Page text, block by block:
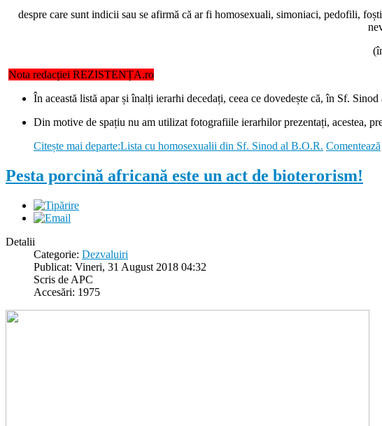
despre care sunt indicii sau se afirmă că ar fi homosexuali, simoniaci, pedofili,
Nota redacției REZISTENȚA.ro
În această listă apar și înalți ierarhi decedați, ceea ce dovedește că, în Sf.
Din motive de spațiu nu am utilizat fotografiile ierarhilor prezentați, acestea,
Citește mai departe:Lista cu homosexualii din Sf. Sinod al B.O.R. Comentează
Pesta porcină africană este un act de bioterorism!
Detalii
Categorie: Dezvaluiri
Publicat: Vineri, 31 August 2018 04:32
Scris de APC
Accesări: 1975